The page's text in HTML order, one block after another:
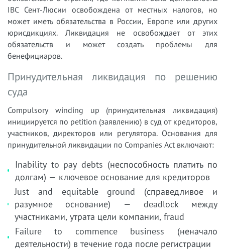
IBC Сент-Люсии освобождена от местных налогов, но
может иметь обязательства в России, Европе или других
юрисдикциях. Ликвидация не освобождает от этих
обязательств и может создать проблемы для
бенефициаров.
Принудительная ликвидация по решению
суда
Compulsory winding up (принудительная ликвидация)
инициируется по petition (заявлению) в суд от кредиторов,
участников, директоров или регулятора. Основания для
принудительной ликвидации по Companies Act включают:
Inability to pay debts (неспособность платить по
долгам) — ключевое основание для кредиторов
Just and equitable ground (справедливое и
разумное основание) — deadlock между
участниками, утрата цели компании, fraud
Failure to commence business (неначало
деятельности) в течение года после регистрации